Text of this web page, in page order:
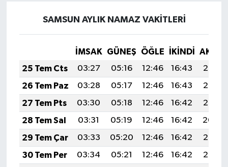
SAMSUN AYLIK NAMAZ VAKITLERI
İMSAK GÜNEŞ ÖĞLE İKINDI
25 Tem Cts
03:27 05:16 12:46 16:43
20:07
26 Tem Paz
03:28 05:17 12:46 16:43
20:06
27 Tem Pts
03:30 05:18 12:46 16:42
20:05
28 Tem Sal
03:31 05:19 12:46 16:42
20:04
29 Tem Çar
03:33 05:20 12:46 16:42
20:03
30 Tem Per
03:34 05:21 12:46 16:42
20:02